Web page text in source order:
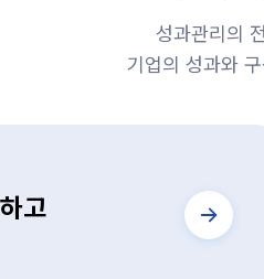
성과관리의
기업의 성과와
고